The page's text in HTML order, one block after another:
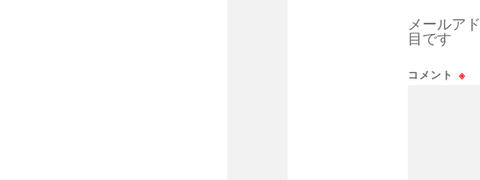
メールア
目です
コメント ※